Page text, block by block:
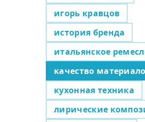
игорь кравцов
история бренда
итальянское
качество
кухонная техника
лирические